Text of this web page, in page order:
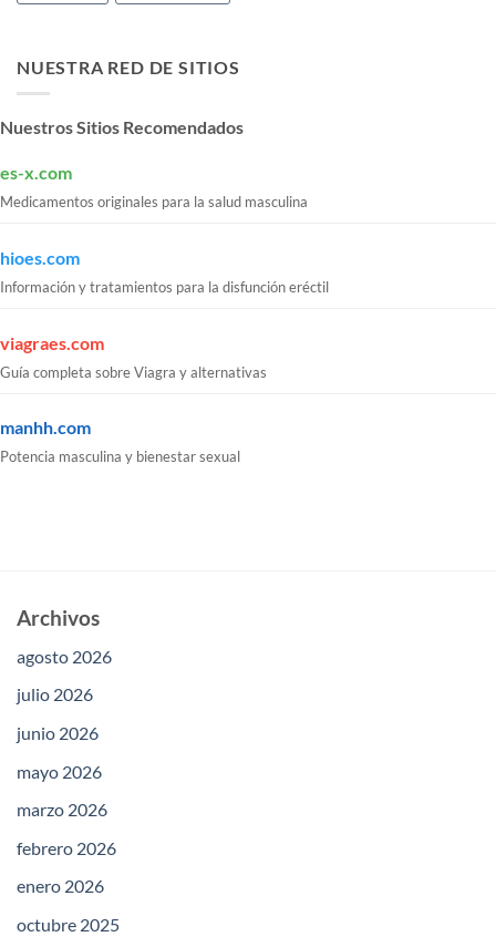
NUESTRA RED DE SITIOS
Nuestros Sitios Recomendados
es-x.com
Medicamentos originales para la salud masculina
hioes.com
Información y tratamientos para la disfunción eréctil
viagraes.com
Guía completa sobre Viagra y alternativas
manhh.com
Potencia masculina y bienestar sexual
Archivos
agosto 2026
julio 2026
junio 2026
mayo 2026
marzo 2026
febrero 2026
enero 2026
octubre 2025